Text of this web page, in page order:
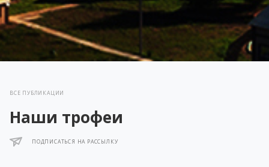
ВСЕ ПУБЛИКАЦИИ
Наши трофеи
ПОДПИСАТЬСЯ НА РАССЫЛКУ